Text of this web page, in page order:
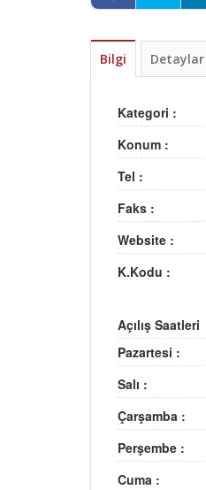
Bilgi Detaylar
Kategori :
Konum :
Tel :
Faks :
Website :
K.Kodu :
Açılış Saatleri
Pazartesi :
Salı :
Çarşamba :
Perşembe :
Cuma :